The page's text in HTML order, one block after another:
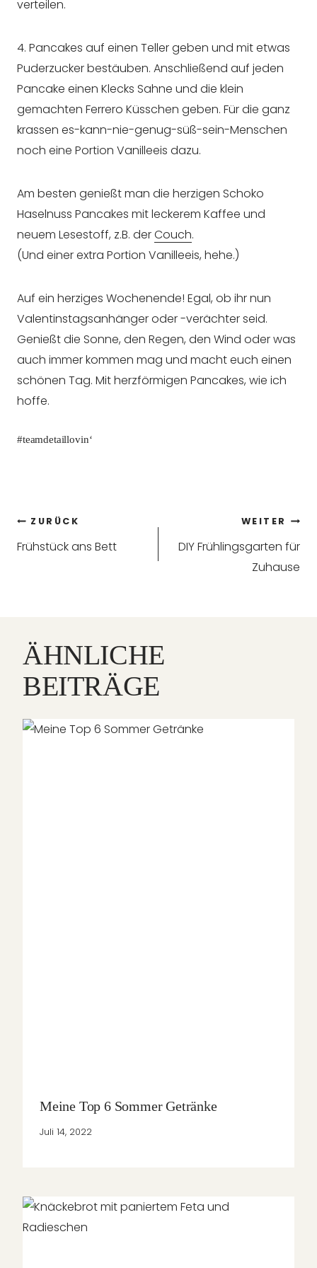
verteilen.
4. Pancakes auf einen Teller geben und mit etwas
Puderzucker bestäuben. Anschließend auf jeden
Pancake einen Klecks Sahne und die klein
gemachten Ferrero Küsschen geben. Für die ganz
krassen es-kann-nie-genug-süß-sein-Menschen
noch eine Portion Vanilleeis dazu.
Am besten genießt man die herzigen Schoko
Haselnuss Pancakes mit leckerem Kaffee und
neuem Lesestoff, z.B. derCouch.
(Und einer extra Portion Vanilleeis, hehe.)
Auf ein herziges Wochenende! Egal, ob ihr nun
Valentinstagsanhänger oder -verächter seid.
Genießt die Sonne, den Regen, den Wind oder was
auch immer kommen mag und macht euch einen
schönen Tag. Mit herzförmigen Pancakes, wie ich
hoffe.
#teamdetaillovin‘
Beitragsnavigation
ZURÜCK
Frühstück ans Bett
WEITER
DIY Frühlingsgarten für
Zuhause
ÄHNLICHE
BEITRÄGE
Meine Top 6 Sommer Getränke
Juli 14, 2022